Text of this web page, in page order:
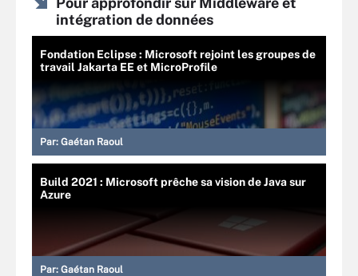
intégration de données
Fondation Eclipse : Microsoft rejoint les groupes de
travail Jakarta EE et MicroProfile
Par: Gaétan Raoul
Build 2021 : Microsoft prêche sa vision de Java sur
Azure
Par: Gaétan Raoul